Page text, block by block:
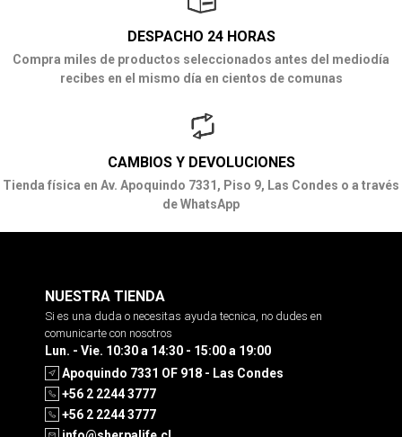
DESPACHO 24 HORAS
Compra miles de productos seleccionados antes del mediodía
recibes en el mismo día en cientos de comunas
CAMBIOS Y DEVOLUCIONES
Tienda física en Av. Apoquindo 7331, Piso 9, Las Condes o a través
de WhatsApp
NUESTRA TIENDA
Si es una duda o necesitas ayuda tecnica, no dudes en
comunicarte con nosotros
Lun. - Vie. 10:30 a 14:30 - 15:00 a 19:00
Apoquindo 7331 OF 918 - Las Condes
+56 2 2244 3777
+56 2 2244 3777